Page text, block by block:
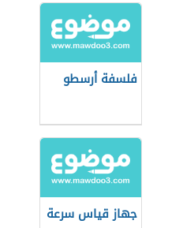
فلسفة أرسطو
جهاز قياس سرعة